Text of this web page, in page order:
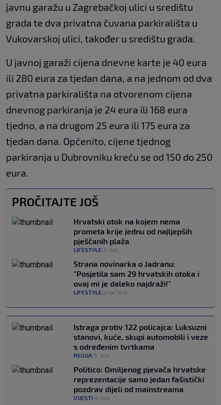
javnu garažu u Zagrebačkoj ulici u središtu
grada te dva privatna čuvana parkirališta u
Vukovarskoj ulici, također u središtu grada.
U javnoj garaži cijena dnevne karte je 40 eura
ili 280 eura za tjedan dana, a na jednom od dva
privatna parkirališta na otvorenom cijena
dnevnog parkiranja je 24 eura ili 168 eura
tjedno, a na drugom 25 eura ili 175 eura za
tjedan dana. Općenito, cijene tjednog
parkiranja u Dubrovniku kreću se od 150 do 250
eura.
PROČITAJTE JOŠ
Hrvatski otok na kojem nema
prometa krije jednu od najljepših
pješčanih plaža
LIFESTYLE 2. kol.
Strana novinarka o Jadranu:
"Posjetila sam 29 hrvatskih otoka i
ovaj mi je daleko najdraži!"
LIFESTYLE prije 10 h
Istraga protiv 122 policajca: Luksuzni
stanovi, kuće, skupi automobili i veze
s određenim tvrtkama
REGIJA 3. srp.
Politico: Omiljenog pjevača hrvatske
reprezentacije samo jedan fašistički
pozdrav dijeli od mainstreama
VIJESTI 4. srp.